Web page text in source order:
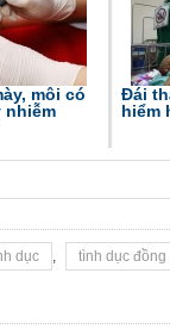
môi có
nhiễm
Đái
hiểm
dục , tình dục đồng